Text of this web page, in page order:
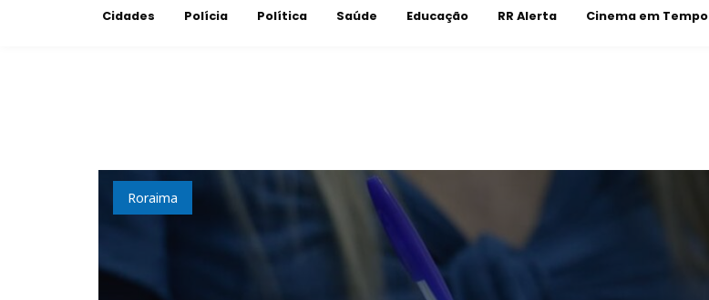
Cidades Polícia Política Saúde Educação RR Alerta Cinema em Tempo
Roraima